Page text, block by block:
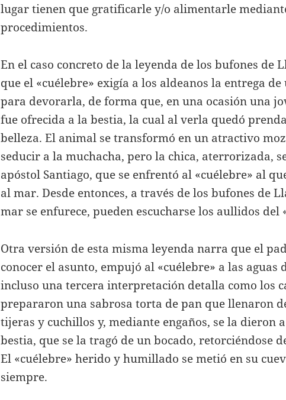
lugar tienen que gratificarle y/o alimentarle
procedimientos.
En el caso concreto de la leyenda de los bufones de
que el «cuélebre» exigía a los aldeanos la entrega
para devorarla, de forma que, en una ocasión una
fue ofrecida a la bestia, la cual al verla quedó
belleza. El animal se transformó en un atractivo
seducir a la muchacha, pero la chica, aterrorizada,
apóstol Santiago, que se enfrentó al «cuélebre» al
al mar. Desde entonces, a través de los bufones de
mar se enfurece, pueden escucharse los aullidos del
Otra versión de esta misma leyenda narra que el
conocer el asunto, empujó al «cuélebre» a las aguas
incluso una tercera interpretación detalla como los
prepararon una sabrosa torta de pan que llenaron
tijeras y cuchillos y, mediante engaños, se la dieron
bestia, que se la tragó de un bocado, retorciéndose
El «cuélebre» herido y humillado se metió en su
siempre.